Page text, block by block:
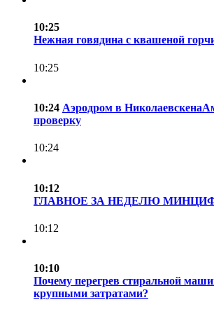
10:25
Нежная говядина с квашеной
10:25
10:24 Аэродром в
проверку
10:24
10:12
ГЛАВНОЕ ЗА НЕДЕЛЮ
10:12
10:10
Почему перегрев стиральной
крупными затратами?